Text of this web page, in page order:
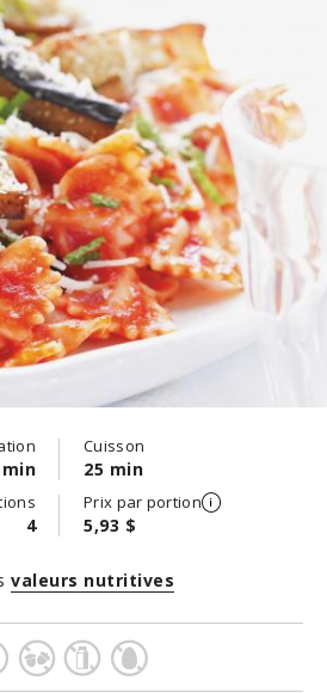
min
Cuisson
25 min
4
Prix par portion
5,93 $
valeurs nutritives